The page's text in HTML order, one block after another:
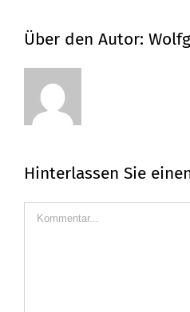
Über den Autor:
Hinterlassen Sie
Kommentar